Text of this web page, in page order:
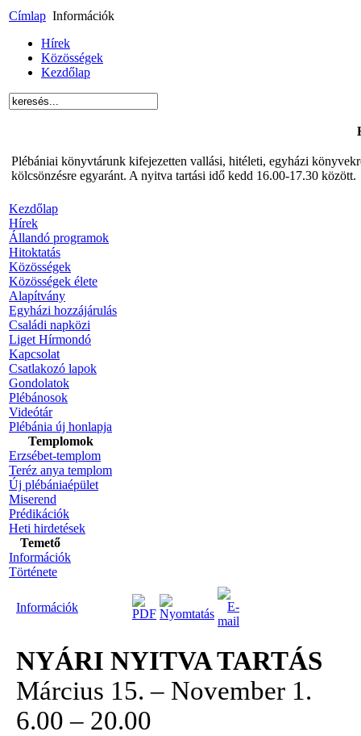
Címlap Információk
Hírek
Közösségek
Kezdőlap
Plébániai könyvtárunk kifejezetten vallási, hitéleti, egyházi
kölcsönzésre egyaránt. A nyitva tartási idő kedd 16.00-17.30 között.
Kezdőlap
Hírek
Állandó programok
Hitoktatás
Közösségek
Közösségek élete
Alapítvány
Egyházi hozzájárulás
Családi napközi
Liget Hírmondó
Kapcsolat
Csatlakozó lapok
Gondolatok
Plébánosok
Videótár
Plébánia új honlapja
Templomok
Erzsébet-templom
Teréz anya templom
Új plébániaépület
Miserend
Prédikációk
Heti hirdetések
Temető
Információk
Története
Információk
NYÁRI NYITVA TARTÁS
Március 15. – November 1.
6.00 – 20.00